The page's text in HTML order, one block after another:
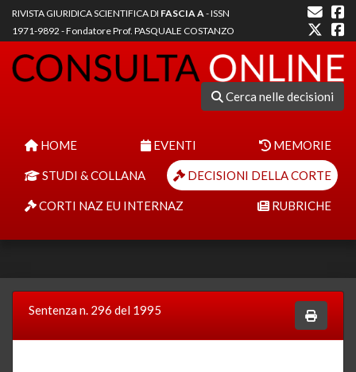
RIVISTA GIURIDICA SCIENTIFICA DI FASCIA A- ISSN
1971-9892 - Fondatore Prof. PASQUALE COSTANZO
Cerca nelle decisioni
HOME EVENTI MEMORIE
STUDI & COLLANA DECISIONI DELLA CORTE
CORTI NAZ EU INTERNAZ RUBRICHE
Sentenza n. 296 del 1995